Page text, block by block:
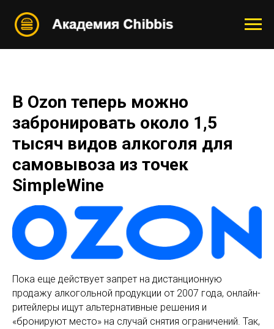
В Ozon теперь можно
забронировать около 1,5
тысяч видов алкоголя для
самовывоза из точек
SimpleWine
Пока еще действует запрет на дистанционную
продажу алкогольной продукции от 2007 года, онлайн-
ритейлеры ищут альтернативные решения и
«бронируют место» на случай снятия ограничений. Так,